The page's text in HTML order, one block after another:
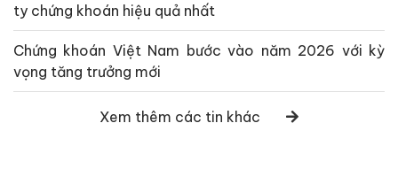
ty chứng khoán hiệu quả nhất
Chứng khoán Việt Nam bước vào năm 2026 với kỳ
vọng tăng trưởng mới
Xem thêm các tin khác